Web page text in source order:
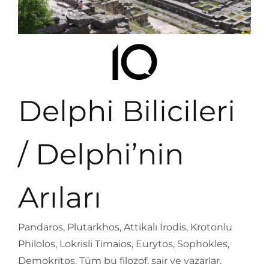
Delphi Bilicileri
/ Delphi’nin
Arıları
Pandaros, Plutarkhos, Attikalı İrodis, Krotonlu
Philolos, Lokrisli Timaios, Eurytos, Sophokles,
Demokritos. Tüm bu filozof, şair ve yazarlar,